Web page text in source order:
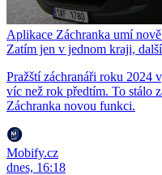
Aplikace Záchranka umí
Zatím jen v jednom kraji,
Pražští záchranáři roku
víc než rok předtím. To stálo
Záchranka novou funkci.
Mobify.cz
dnes, 16:18